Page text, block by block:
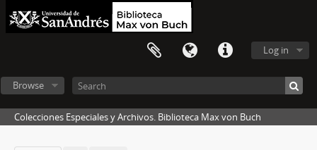
Log in
Browse
Colecciones Especiales y Archivos. Biblioteca Max von Buch